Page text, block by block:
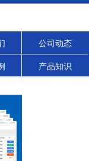
公司动态
产品知识